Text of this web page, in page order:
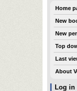
Log in
Home
New
New
Top
Last
About